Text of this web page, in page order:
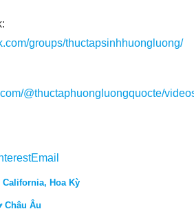
groups/thuctapsinhhuongluong/
@thuctaphuongluongquocte/
Email
Hoa Kỳ
Châu Âu